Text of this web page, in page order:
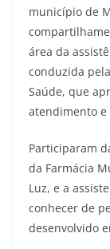
município de
área da
conduzida
Saúde, que
atendimento e
Participaram
da Farmácia
Luz, e a
conhecer de
desenvolvido